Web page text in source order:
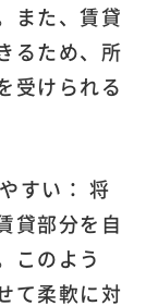
また、賃貸
るため、所
受けられる
すい： 将
貸部分を自
このよう
て柔軟に対